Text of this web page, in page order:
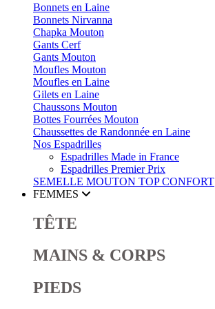
Bonnets en Laine
Bonnets Nirvanna
Chapka Mouton
Gants Cerf
Gants Mouton
Moufles Mouton
Moufles en Laine
Gilets en Laine
Chaussons Mouton
Bottes Fourrées Mouton
Chaussettes de Randonnée en Laine
Nos Espadrilles
Espadrilles Made in France
Espadrilles Premier Prix
SEMELLE MOUTON TOP CONFORT
FEMMES
TÊTE
MAINS & CORPS
PIEDS